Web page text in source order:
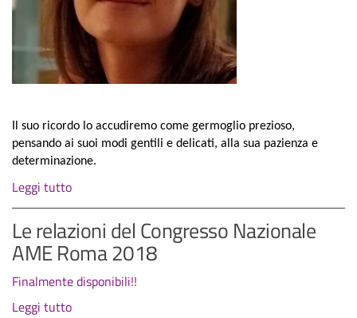
Il suo ricordo lo accudiremo come germoglio prezioso,
pensando ai suoi modi gentili e delicati, alla sua pazienza e
determinazione.
Leggi tutto
Le relazioni del Congresso Nazionale
AME Roma 2018
Finalmente disponibili!!
Leggi tutto